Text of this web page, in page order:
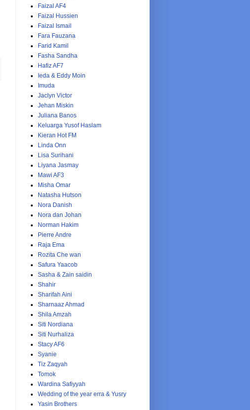
Faizal AF4
Faizal Hussien
Faizal Ismail
Fara Fauzana
Farid Kamil
Fasha Sandha
Hafiz AF7
Ieda & Eddy Moin
Imuda
Jaclyn Victor
Jehan Miskin
Juliana Banos
Keluarga Yusof Haslam
Kieran Hot FM
Linda Onn
Lisa Surihani
Liyana Jasmay
Mawi AF3
Misha Omar
Natasha Hutson
Nora Danish
Nora dan Johan
Norman Hakim
Pierre Andre
Raja Ema
Rozita Che wan
Safura Yaacob
Sasha & Zain saidin
Shahir
Sharifah Aini
Sharnaaz Ahmad
Shila Amzah
Siti Nordiana
Siti Nurhaliza
Stacy AF6
Syanie
Tiz Zaqyah
Tomok
Wardina Safiyyah
Wedding of the year erra & Yusry
Yasin Brothers